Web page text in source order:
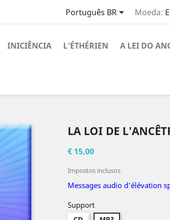
Português BR Moeda:
INICIÊNCIA L'ÉTHÉRIEN A LEI DO
LA LOI DE
€ 15,00
Impostos inclusos
Messages audio d'élévation
Support